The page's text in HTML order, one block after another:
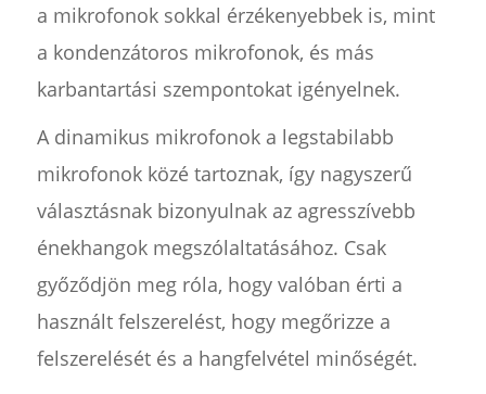
a mikrofonok sokkal érzékenyebbek is, mint
a kondenzátoros mikrofonok, és más
karbantartási szempontokat igényelnek.
A dinamikus mikrofonok a legstabilabb
mikrofonok közé tartoznak, így nagyszerű
választásnak bizonyulnak az agresszívebb
énekhangok megszólaltatásához. Csak
győződjön meg róla, hogy valóban érti a
használt felszerelést, hogy megőrizze a
felszerelését és a hangfelvétel minőségét.